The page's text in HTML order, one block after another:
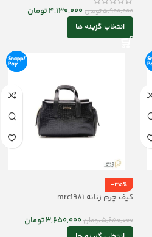
5,900,000تومان4,130,000تومان
انتخاب گزینه ها
-35%
کیف چرم زنانه mrc1981
5,650,000تومان3,650,000تومان